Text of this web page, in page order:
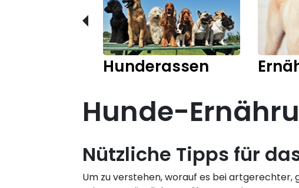
Hunderassen
Hunde-
Nützliche Tipps für
Um zu verstehen, worauf es bei artgerechter,